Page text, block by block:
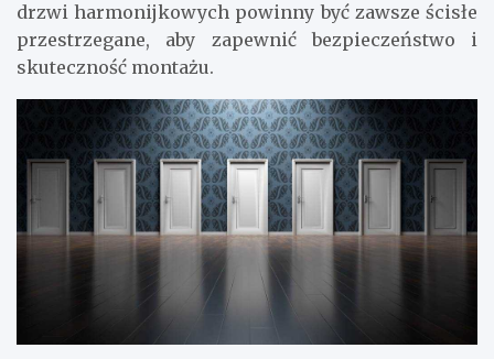
drzwi harmonijkowych powinny być zawsze ścisłe
przestrzegane, aby zapewnić bezpieczeństwo i
skuteczność montażu.